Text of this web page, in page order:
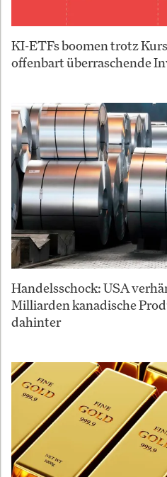
KI-ETFs boomen trotz
offenbart überraschende
Handelsschock: USA
Milliarden kanadische
dahinter